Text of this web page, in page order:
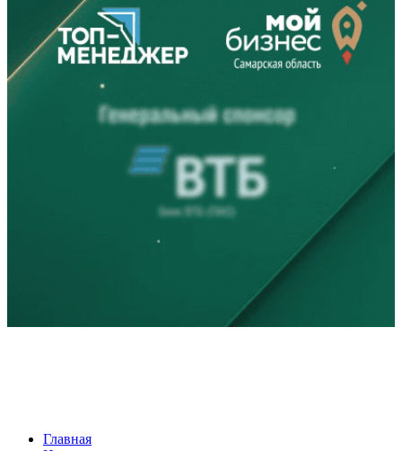
Нападающий КС рассказал об игре команды с новым
Главная